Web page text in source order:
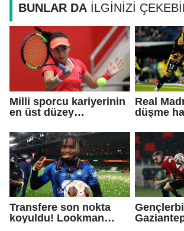
BUNLAR DA İLGİNİZİ
Milli sporcu kariyerinin
en üst düzey
Real
düşme
penaltıyla
Transfere son nokta
koyuldu! Lookman